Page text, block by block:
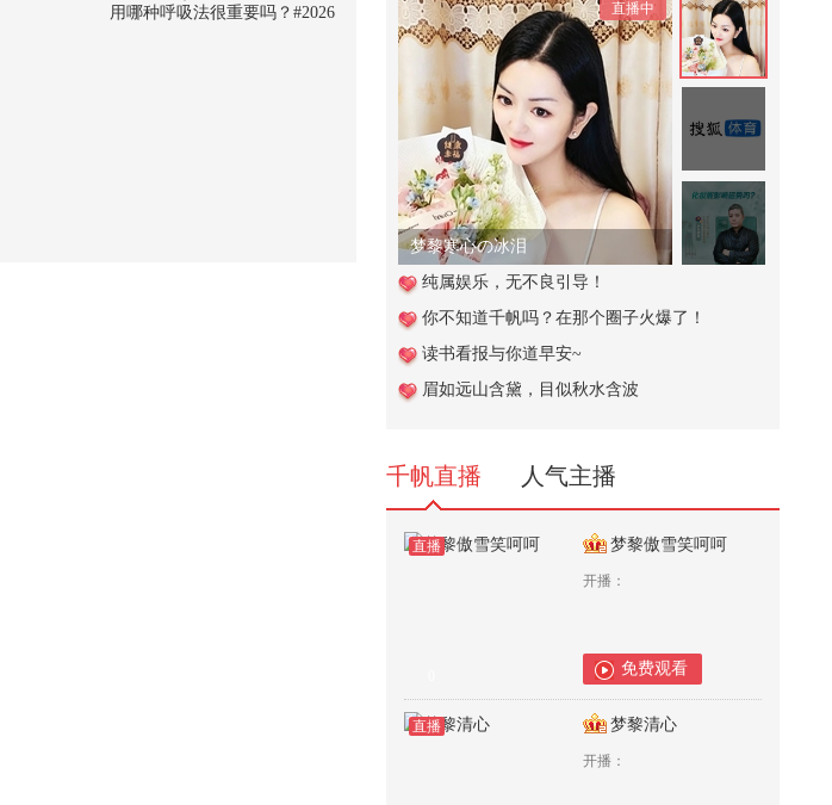
2,601
个人贷款新规8月1日施行！四大关
键变化能让借贷人躲开陷阱？
2,044
【春关登岛打卡Day19】【春关你
别走】通过春关又认识了新的美女
宝...
199
意想不到的盗窃方式
1,946
打开门一瞬间，白狗太怂了。#202
6春季搜狐视频关注流大会 @张朝
直播中
搜狐体育
纯属娱乐，无不良引导！
你不知道千帆吗？在那个圈子火爆了！
读书看报与你道早安~
眉如远山含黛，目似秋水含波
千帆直播 人气主播
直播 梦黎傲雪笑呵呵
开播：
免费观看
直播 梦黎清心
开播：
用哪种呼吸法很重要吗？#2026